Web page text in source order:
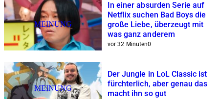
MEINUNG
In einer absurden Serie auf
Netflix suchen Bad Boys die
große Liebe, überzeugt mit
was ganz anderem
vor 32 Minuten0
MEINUNG
Der Jungle in LoL Classic ist
fürchterlich, aber genau das
macht ihn so gut